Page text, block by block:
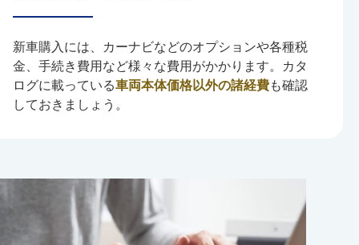
新車購入には、カーナビなどのオプションや各種税
金、手続き費用など様々な費用がかかります。カタ
ログに載っている車両本体価格以外の諸経費も確認
しておきましょう。